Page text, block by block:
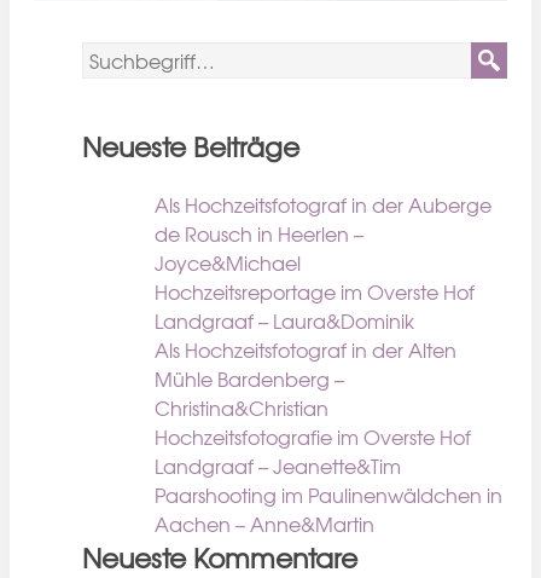
Neueste Beiträge
Als Hochzeitsfotograf in der Auberge
de Rousch in Heerlen –
Joyce&Michael
Hochzeitsreportage im Overste Hof
Landgraaf – Laura&Dominik
Als Hochzeitsfotograf in der Alten
Mühle Bardenberg –
Christina&Christian
Hochzeitsfotografie im Overste Hof
Landgraaf – Jeanette&Tim
Paarshooting im Paulinenwäldchen in
Aachen – Anne&Martin
Neueste Kommentare